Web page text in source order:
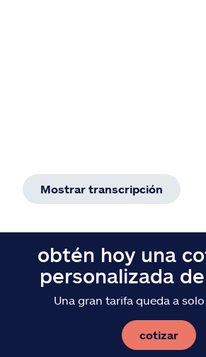
Mostrar transcripción
obtén hoy una
personalizada
Una gran tarifa queda a
cotizar